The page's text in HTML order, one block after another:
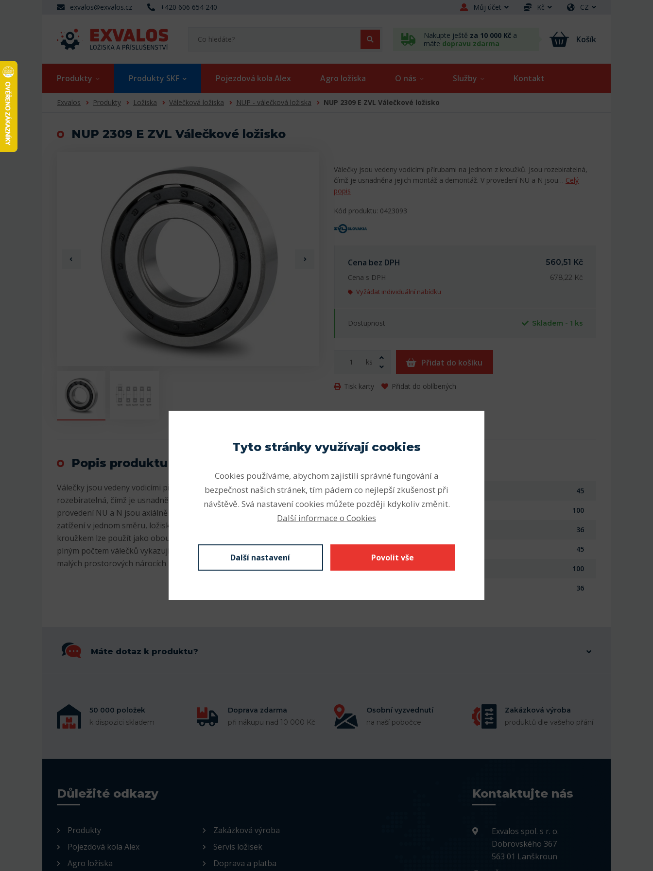
exvalos@exvalos.cz +420 606 654 240 Můj účet Kč CZ
Nakupte ještě za 10 000 Kč a
máte dopravu zdarma Košík
Produkty Produkty SKF Pojezdová kola Alex Agro ložiska O nás Služby Kontakt
Exvalos Produkty Ložiska Válečková ložiska NUP - válečková ložiska NUP 2309 E ZVL Válečkové ložisko
NUP 2309 E ZVL Válečkové ložisko
Válečky jsou vedeny vodicími přírubami na jednom z kroužků. Jsou rozebiratelná,
čímž je usnadněna jejich montáž a demontáž. V provedení NU a N jsou… Celý
popis
Kód produktu: 0423093
Cena bez DPH
560,51 Kč
Cena s DPH
678,22 Kč
Vyžádat individuální nabídku
Dostupnost Skladem - 1 ks
ks Přidat do košíku
Tisk karty Přidat do oblíbených
Popis produktu
Válečky jsou vedeny vodicími přírubami na jednom z kroužků. Jsou
rozebiratelná, čímž je usnadněna jejich montáž a demontáž. V
provedení NU a N jsou axiálně volná ložiska, typ NJ zachycuje axiální
zatížení v jednom směru, ložiska s označením NUP, popř. NJ s příložným
kroužkem lze použít jako obousměrně axiální vodicí ložisko. Ložiska s
plným počtem válečků vykazují zvláště vysokou únosnost při relativně
malých prostorových nárocích - označení NCF nebo NJG.
Vnitřní průměr (mm) 45
Vnější průměr (mm) 100
36
45
Vnější průměr (mm) 100
36
Máte dotaz k produktu?
50 000 položek
k dispozici skladem
Doprava zdarma
při nákupu nad 10 000 Kč
Osobní vyzvednutí
na naší pobočce
Zakázková výroba
produktů dle vašeho přání
Důležité odkazy
Produkty
Pojezdová kola Alex
Agro ložiska
Zakázková výroba
Servis ložisek
Doprava a platba
Kontaktujte nás
Exvalos spol. s r. o.
Dobrovského 367
563 01 Lanškroun
Tyto stránky využívají cookies
Cookies používáme, abychom zajistili správné fungování a
bezpečnost našich stránek, tím pádem co nejlepší zkušenost při
návštěvě. Svá nastavení cookies můžete později kdykoliv změnit.
Další informace o Cookies
Další nastavení Povolit vše